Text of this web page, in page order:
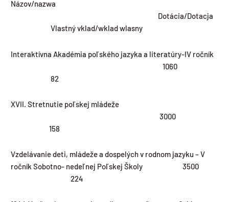
Názov/nazwa
Dotácia/Dotacja
Vlastný vklad/wklad wlasny
Interaktívna Akadémia poľského jazyka a literatúry-IV ročník
1060
82
XVII. Stretnutie poľskej mládeže
3000
158
Vzdelávanie deti, mládeže a dospelých v rodnom jazyku – V
ročník Sobotno- nedeľnej Poľskej Školy 3500
224